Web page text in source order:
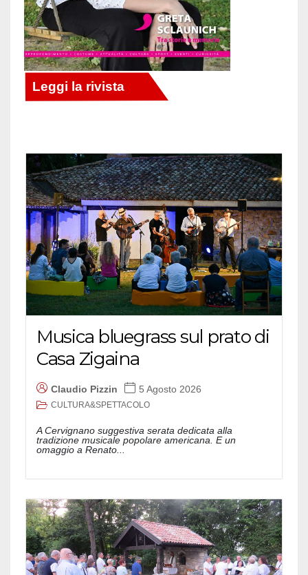
Musica bluegrass sul prato di
Casa Zigaina
Claudio Pizzin 5 Agosto 2026
CULTURA&SPETTACOLO
A Cervignano suggestiva serata dedicata alla
tradizione musicale popolare americana. E un
omaggio a Renato...